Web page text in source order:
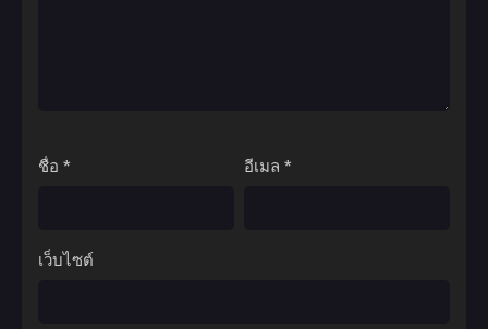
ชื่อ * อีเมล *
เว็บไซต์